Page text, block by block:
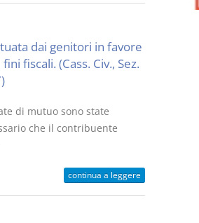
dai genitori in favore
fiscali. (Cass. Civ., Sez.
di mutuo sono state
che il contribuente
continua a leggere